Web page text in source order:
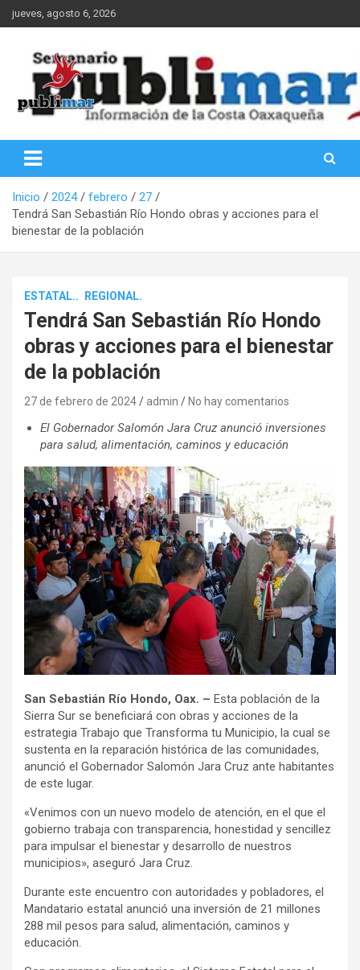
Saltar
al
jueves, agosto 6, 2026
PubliMar
Inicio 2024 febrero
27
Tendrá San Sebastián Río Hondo obras y acciones para el
bienestar de la población
ESTATAL.. REGIONAL.
Tendrá San Sebastián Río Hondo
obras y acciones para el bienestar
de la población
27 de febrero de 2024 admin No hay comentarios
El Gobernador Salomón Jara Cruz anunció inversiones
para salud, alimentación, caminos y educación
San Sebastián Río Hondo, Oax. – Esta población de la
Sierra Sur se beneficiará con obras y acciones de la
estrategia Trabajo que Transforma tu Municipio, la cual se
sustenta en la reparación histórica de las comunidades,
anunció el Gobernador Salomón Jara Cruz ante habitantes
de este lugar.
«Venimos con un nuevo modelo de atención, en el que el
gobierno trabaja con transparencia, honestidad y sencillez
para impulsar el bienestar y desarrollo de nuestros
municipios», aseguró Jara Cruz.
Durante este encuentro con autoridades y pobladores, el
Mandatario estatal anunció una inversión de 21 millones
288 mil pesos para salud, alimentación, caminos y
educación.